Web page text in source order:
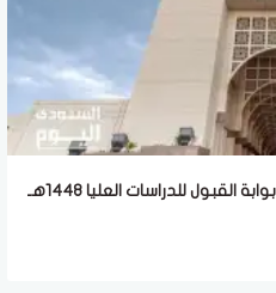
للدراسات العليا 1448هـ